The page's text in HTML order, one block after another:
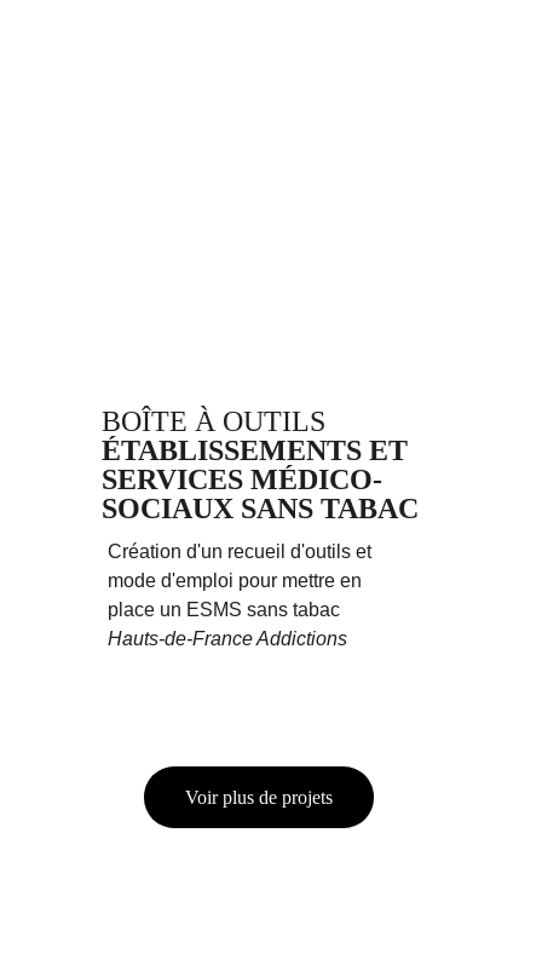
BOÎTE À OUTILS
ÉTABLISSEMENTS ET
SERVICES MÉDICO-
SOCIAUX SANS TABAC
Création d'un recueil d'outils et
mode d'emploi pour mettre en
place un ESMS sans tabac
Hauts-de-France Addictions
Voir plus de projets